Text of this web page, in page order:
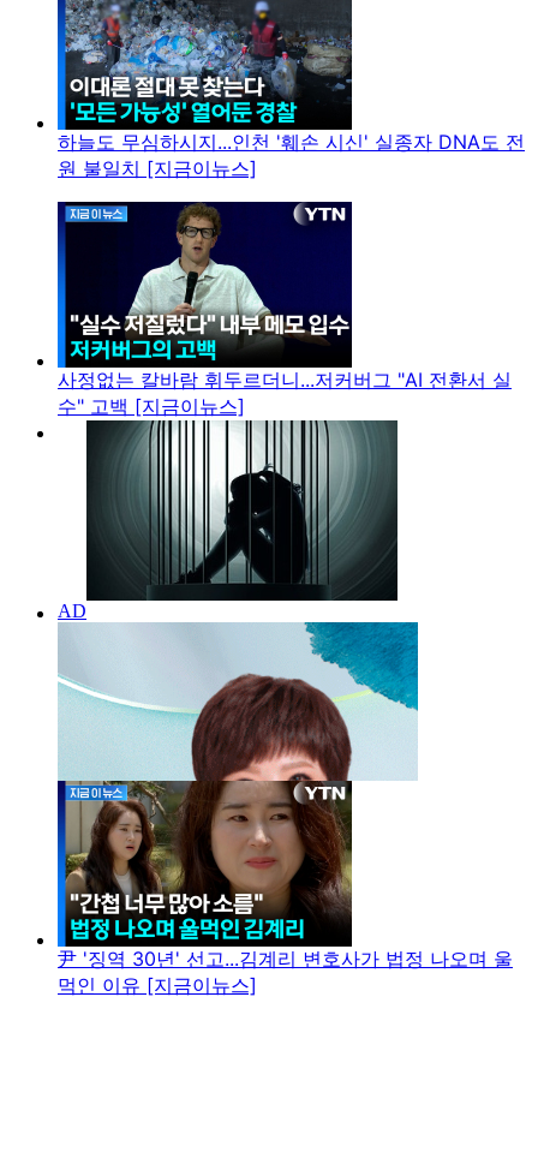
하늘도 무심하시지...인천 '훼손 시신' 실종자 DNA도 전
원 불일치 [지금이뉴스]
사정없는 칼바람 휘두르더니...저커버그 "AI 전환서 실
수" 고백 [지금이뉴스]
尹 '징역 30년' 선고...김계리 변호사가 법정 나오며 울
먹인 이유 [지금이뉴스]